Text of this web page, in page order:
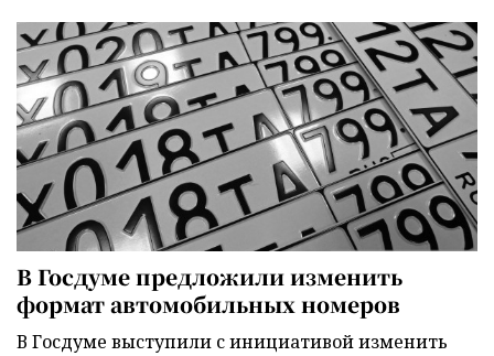
В Госдуме предложили изменить
формат автомобильных номеров
В Госдуме выступили с инициативой изменить